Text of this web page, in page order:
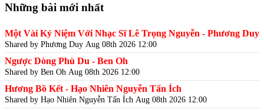
Những bài mới nhất
Một Vài Kỷ Niệm Với Nhạc Sĩ Lê Trọng Nguyễn - Phương Duy
Shared by Phương Duy Aug 08th 2026 12:00
Ngược Dòng Phù Du - Ben Oh
Shared by Ben Oh Aug 08th 2026 12:00
Hương Bồ Kết - Hạo Nhiên Nguyễn Tấn Ích
Shared by Hạo Nhiên Nguyễn Tấn Ích Aug 08th 2026 12:00